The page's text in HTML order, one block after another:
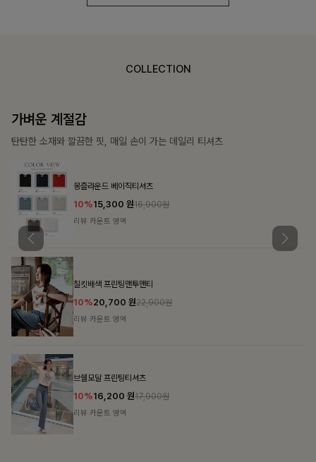
COLLECTION
가장 쉬운 코디
특별한 날부터 일상까지 함께하는 룩